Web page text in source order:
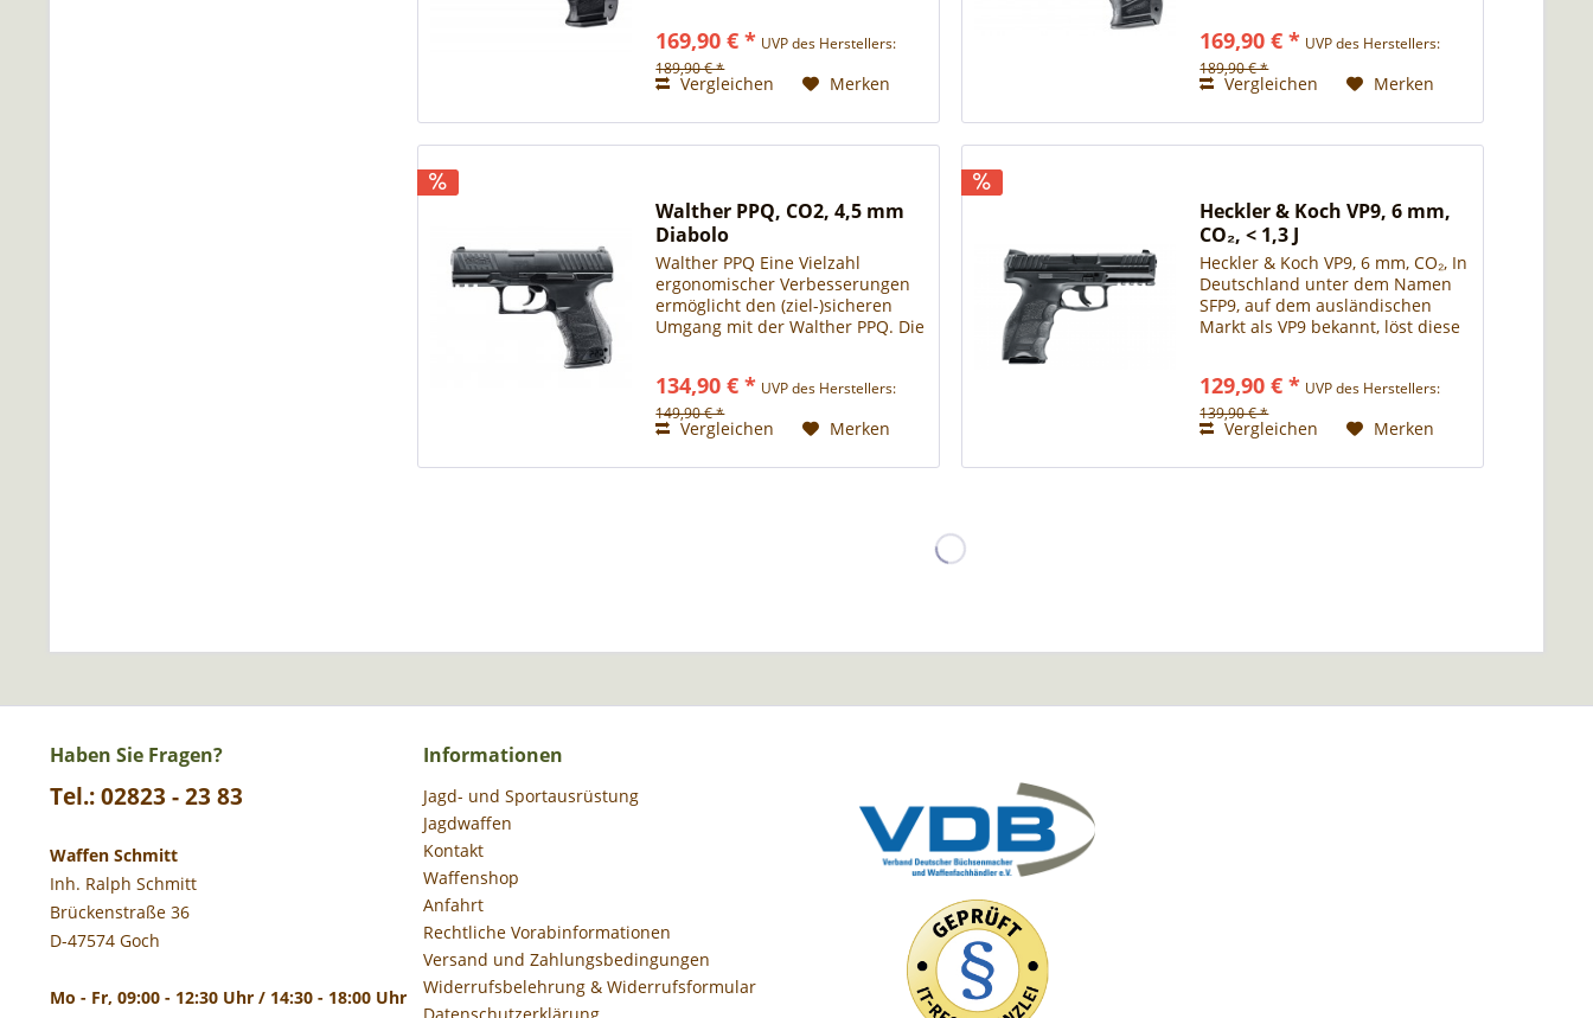
Features der Originalwaffe –
Entspanndrücker, beidseitiger
Magazinhalter sowie...
169,90 € * UVP des Herstellers:
189,90 € *
Vergleichen Merken
weltweit verwenden die Walther
P99 - eine der modernsten...
169,90 € * UVP des Herstellers:
189,90 € *
Vergleichen Merken
Walther PPQ, CO2, 4,5 mm
Diabolo
Walther PPQ Eine Vielzahl
ergonomischer Verbesserungen
ermöglicht den (ziel-)sicheren
Umgang mit der Walther PPQ. Die
gewährleistet eine schnelle und
rutschsichere Handhabung. Der...
134,90 € * UVP des Herstellers:
149,90 € *
Vergleichen Merken
Heckler & Koch VP9, 6 mm,
CO₂, < 1,3 J
Heckler & Koch VP9, 6 mm, CO₂, In
Deutschland unter dem Namen
SFP9, auf dem ausländischen
Markt als VP9 bekannt, löst diese
bietet Heckler & Koch eine
moderne Waffe in...
129,90 € * UVP des Herstellers:
139,90 € *
Vergleichen Merken
Haben Sie Fragen?
Tel.: 02823 - 23 83
Waffen Schmitt
Inh. Ralph Schmitt
Brückenstraße 36
D-47574 Goch
Mo - Fr, 09:00 - 12:30 Uhr / 14:30 - 18:00 Uhr
Informationen
Jagd- und Sportausrüstung
Jagdwaffen
Kontakt
Waffenshop
Anfahrt
Rechtliche Vorabinformationen
Versand und Zahlungsbedingungen
Widerrufsbelehrung & Widerrufsformular